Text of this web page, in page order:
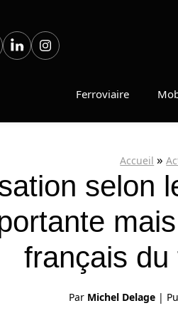
Ferroviaire
Accueil »
selon
français du
Par Michel Delage |